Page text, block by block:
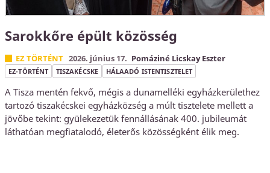
Sarokkőre épült közösség
EZ TÖRTÉNT 2026. június 17. Pomáziné Licskay Eszter
EZ-TÖRTÉNT TISZAKÉCSKE HÁLAADÓ ISTENTISZTELET
A Tisza mentén fekvő, mégis a dunamelléki egyházkerülethez
tartozó tiszakécskei egyházközség a múlt tisztelete mellett a
jövőbe tekint: gyülekezetük fennállásának 400. jubileumát
láthatóan megfiatalodó, életerős közösségként élik meg.